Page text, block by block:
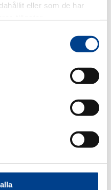
eller som de har